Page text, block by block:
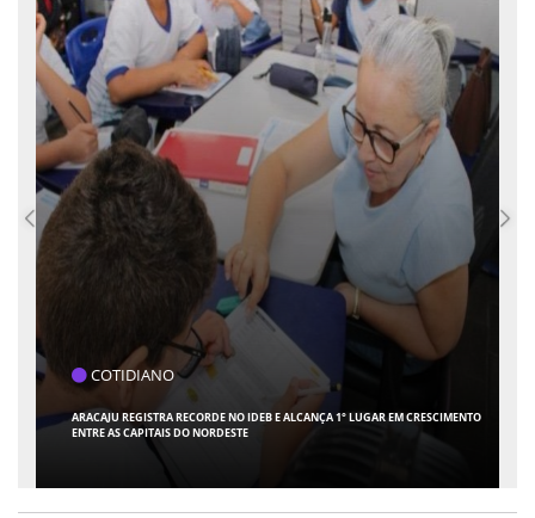
COTIDIANO
ARACAJU REGISTRA RECORDE NO IDEB E ALCANÇA 1° LUGAR EM CRESCIMENTO
ENTRE AS CAPITAIS DO NORDESTE